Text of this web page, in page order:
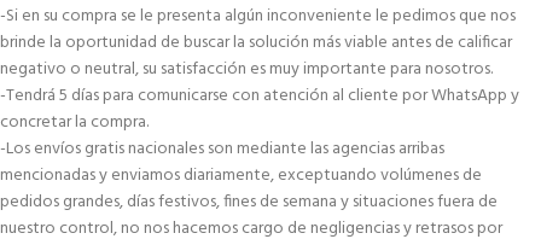
-Si en su compra se le presenta algún inconveniente le pedimos que nos
brinde la oportunidad de buscar la solución más viable antes de calificar
negativo o neutral, su satisfacción es muy importante para nosotros.
-Tendrá 5 días para comunicarse con atención al cliente por WhatsApp y
concretar la compra.
-Los envíos gratis nacionales son mediante las agencias arribas
mencionadas y enviamos diariamente, exceptuando volúmenes de
pedidos grandes, días festivos, fines de semana y situaciones fuera de
nuestro control, no nos hacemos cargo de negligencias y retrasos por